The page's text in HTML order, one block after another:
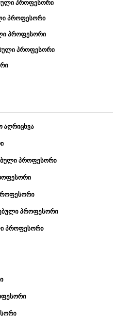
პროფესორი
პროფესორი
პროფესორი
პროფესორი
აღრიცხვა
პროფესორი
პროფესორი
პროფესორი